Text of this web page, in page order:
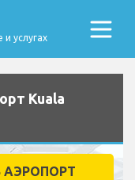
услугах
Kuala
АЭРОПОРТ